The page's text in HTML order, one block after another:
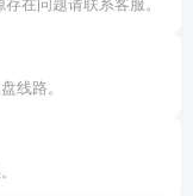
线路。